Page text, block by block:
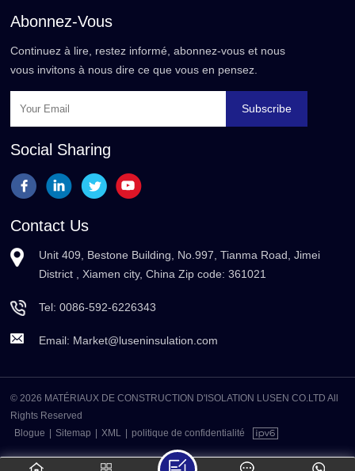
Abonnez-Vous
Continuez à lire, restez informé, abonnez-vous et nous
vous invitons à nous dire ce que vous en pensez.
Subscribe
Social Sharing
Contact Us
Unit 409, Bestone Building, No.997, Tianma Road, Jimei
District , Xiamen city, China Zip code: 361021
Tel:0086-592-6226343
Email: Market@luseninsulation.com
© 2026 MATÉRIAUX DE CONSTRUCTION D'ISOLATION LUSEN CO.LTD All
Rights Reserved
Blogue
Sitemap XML politique de confidentialité